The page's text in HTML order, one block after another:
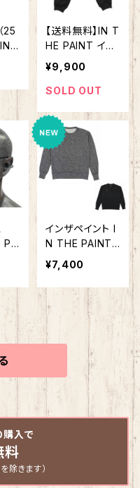
25
ク
ポ
バ
【送料無料】IN T
HE PAINT イン
ザペイント ITP2
3441 シープボ
ア パンツ メンズ
ケ ロングパンツ
¥9,900
SOLD OUT
ン
マ
インザペイント I
N THE PAINT
バスケ ウェア T
WO PLY CARD
BOARDスウェッ
トシャツ 【ITP22
450】
¥7,400
入で
料
除きます）